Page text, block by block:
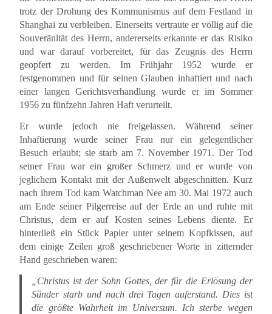
trotz der Drohung des Kommunismus auf dem Festland in
Shanghai zu verbleiben. Einerseits vertraute er völlig auf die
Souveränität des Herrn, andererseits erkannte er das Risiko
und war darauf vorbereitet, für das Zeugnis des Herrn
geopfert zu werden. Im Frühjahr 1952 wurde er
festgenommen und für seinen Glauben inhaftiert und nach
einer langen Gerichtsverhandlung wurde er im Sommer
1956 zu fünfzehn Jahren Haft verurteilt.
Er wurde jedoch nie freigelassen. Während seiner
Inhaftierung wurde seiner Frau nur ein gelegentlicher
Besuch erlaubt; sie starb am 7. November 1971. Der Tod
seiner Frau war ein großer Schmerz und er wurde von
jeglichem Kontakt mit der Außenwelt abgeschnitten. Kurz
nach ihrem Tod kam Watchman Nee am 30. Mai 1972 auch
am Ende seiner Pilgerreise auf der Erde an und ruhte mit
Christus, dem er auf Kosten seines Lebens diente. Er
hinterließ ein Stück Papier unter seinem Kopfkissen, auf
dem einige Zeilen groß geschriebener Worte in zitternder
Hand geschrieben waren:
„Christus ist der Sohn Gottes, der für die Erlösung der
Sünder starb und nach drei Tagen auferstand. Dies ist
die größte Wahrheit im Universum. Ich sterbe wegen